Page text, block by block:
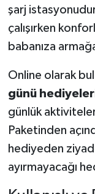
şarj
çalışırken
babanıza
Online olarak
günü
günlük
Paketinden
hediyeden
ayırmayacağı